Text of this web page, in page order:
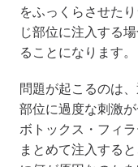
をふっくらさせた
じ部位に注入する
ることになります。
問題が起こるのは
部位に過度な刺激
ボトックス・フィ
まとめて注入する